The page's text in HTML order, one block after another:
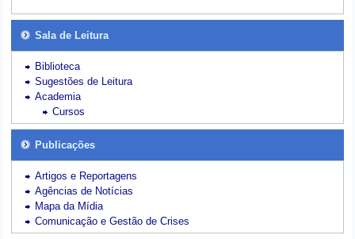
Sala de Leitura
Biblioteca
Sugestões de Leitura
Academia
Cursos
Publicações
Artigos e Reportagens
Agências de Notícias
Mapa da Mídia
Comunicação e Gestão de Crises